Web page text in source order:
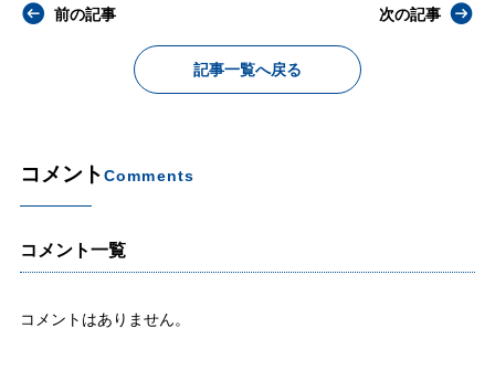
前の記事
記事一覧へ戻る
次の記事
コメントComments
コメント一覧
コメントはありません。